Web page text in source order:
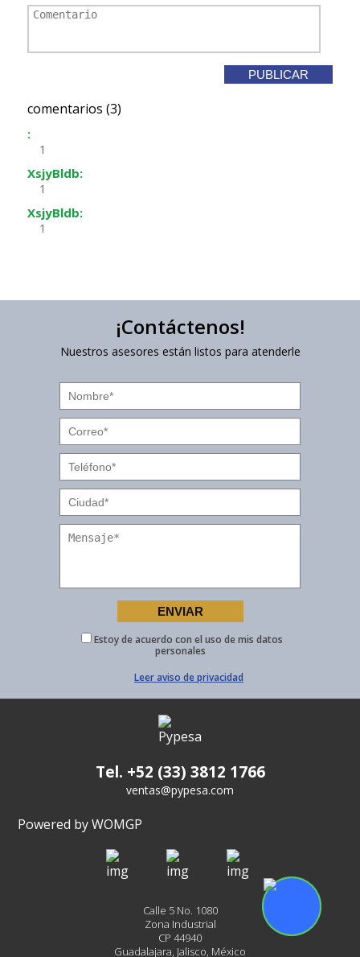
comentarios (3)
:
1
XsjyBldb:
1
XsjyBldb:
1
¡Contáctenos!
Nuestros asesores están listos para atenderle
Estoy de acuerdo con el uso de mis datos
personales
Leer aviso de privacidad
Tel. +52 (33) 3812 1766
ventas@pypesa.com
Powered by WOMGP
Calle 5 No. 1080
Zona Industrial
CP 44940
Guadalajara, Jalisco, México